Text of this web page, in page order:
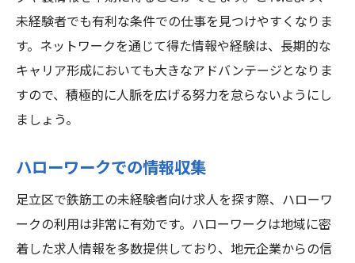
未経験者でも有利な条件での仕事を見つけやすくなりま
す。ネットワークを通じて得た情報や経験は、長期的な
キャリア形成においても大きなアドバンテージとなりま
すので、積極的に人脈を広げる努力を怠らないようにし
ましょう。
ハローワークでの情報収集
足立区で鉄筋工の未経験者向け求人を探す際、ハローワ
ークの利用は非常に有効です。ハローワークは地域に密
着した求人情報を多数提供しており、地元企業からの信